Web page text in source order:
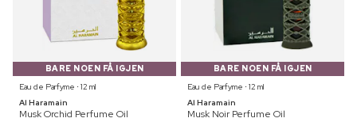
BARE NOEN FÅ IGJEN
Eau de Parfyme ⋅ 12 ml
Al Haramain
Musk Orchid Perfume Oil
BARE NOEN FÅ IGJEN
Eau de Parfyme ⋅ 12 ml
Al Haramain
Musk Noir Perfume Oil